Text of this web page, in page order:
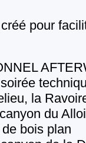
pour
la
du
bois plan